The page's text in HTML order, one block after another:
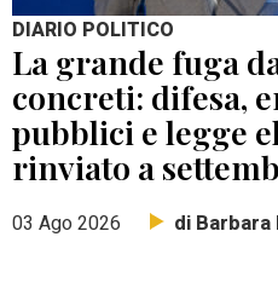
DIARIO POLITICO
La grande fuga
concreti: difesa,
pubblici e legge
rinviato a
03 Ago 2026 di